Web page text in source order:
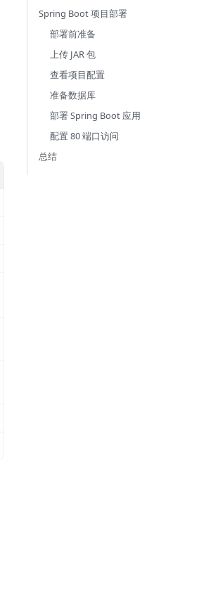
Spring Boot 项目部署
部署前准备
上传 JAR 包
查看项目配置
准备数据库
部署 Spring Boot 应用
配置 80 端口访问
总结